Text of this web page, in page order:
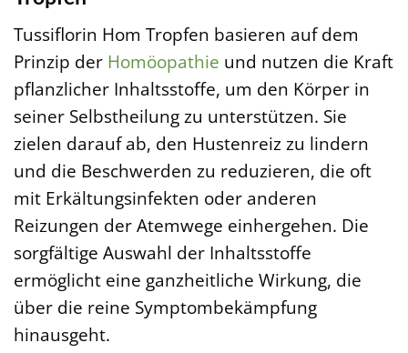
Tussiflorin Hom Tropfen basieren auf dem
Prinzip der Homöopathie und nutzen die Kraft
pflanzlicher Inhaltsstoffe, um den Körper in
seiner Selbstheilung zu unterstützen. Sie
zielen darauf ab, den Hustenreiz zu lindern
und die Beschwerden zu reduzieren, die oft
mit Erkältungsinfekten oder anderen
Reizungen der Atemwege einhergehen. Die
sorgfältige Auswahl der Inhaltsstoffe
ermöglicht eine ganzheitliche Wirkung, die
über die reine Symptombekämpfung
hinausgeht.